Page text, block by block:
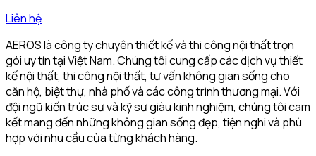
Liên hệ
AEROS là công ty chuyên thiết kế và thi công nội thất trọn
gói uy tín tại Việt Nam. Chúng tôi cung cấp các dịch vụ thiết
kế nội thất, thi công nội thất, tư vấn không gian sống cho
căn hộ, biệt thự, nhà phố và các công trình thương mại. Với
đội ngũ kiến trúc sư và kỹ sư giàu kinh nghiệm, chúng tôi cam
kết mang đến những không gian sống đẹp, tiện nghi và phù
hợp với nhu cầu của từng khách hàng.